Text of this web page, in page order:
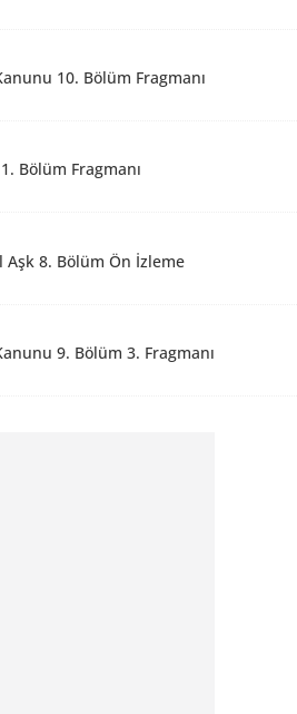
10. Bölüm Fragmanı
Bölüm Fragmanı
Aşk 8. Bölüm Ön İzleme
9. Bölüm 3. Fragmanı